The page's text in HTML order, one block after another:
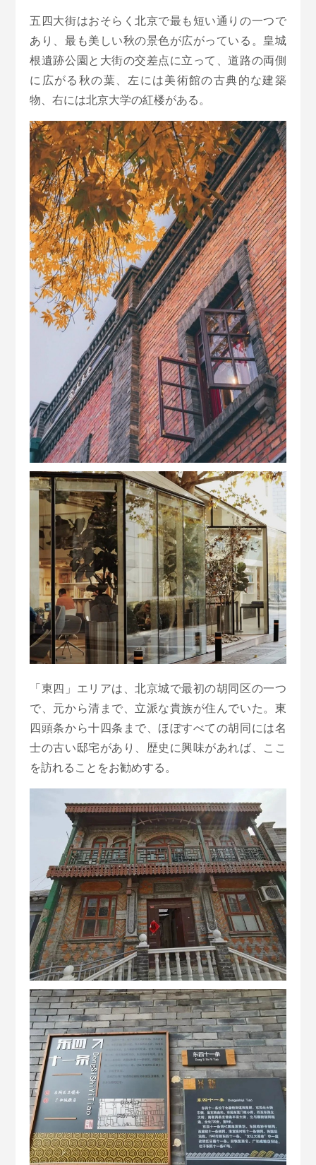
五四大街はおそらく北京で最も短い通りの一つで
あり、最も美しい秋の景色が広がっている。皇城
根遺跡公園と大街の交差点に立って、道路の両側
に広がる秋の葉、左には美術館の古典的な建築
物、右には北京大学の紅楼がある。
「東四」エリアは、北京城で最初の胡同区の一つ
で、元から清まで、立派な貴族が住んでいた。東
四頭条から十四条まで、ほぼすべての胡同には名
士の古い邸宅があり、歴史に興味があれば、ここ
を訪れることをお勧めする。